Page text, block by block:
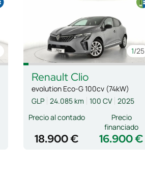
1/25
Renault Clio
evolution Eco-G 100cv (74kW)
GLP 24.085 km 100 CV 2025
Precio al contado
18.900 € 16.900 €
Precio
financiado